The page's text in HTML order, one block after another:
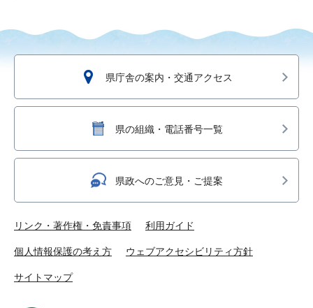
県庁舎の案内・交通アクセス
県の組織・電話番号一覧
県政へのご意見・ご提案
リンク・著作権・免責事項 利用ガイド
個人情報保護の考え方 ウェブアクセシビリティ方針
サイトマップ